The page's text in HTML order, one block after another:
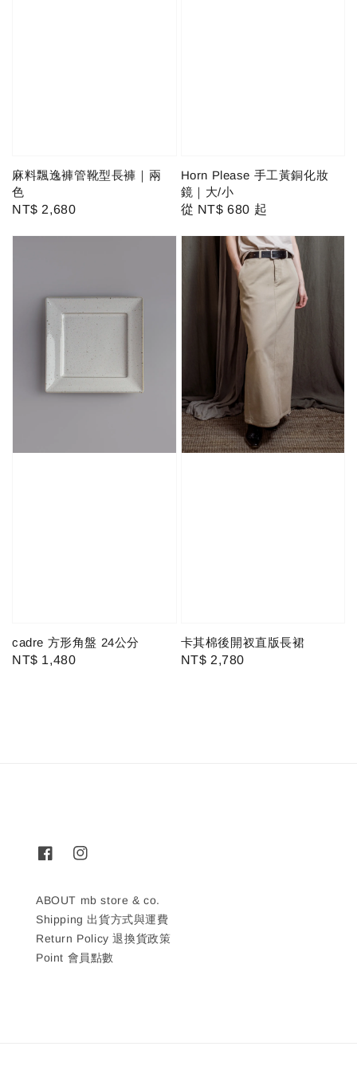
麻料飄逸褲管靴型長褲｜兩
色
Regular
NT$ 2,680
Horn Please 手工黃銅化妝
鏡｜大/小
Regular
從 NT$ 680 起
cadre 方形角盤 24公分
Regular
NT$ 1,480
卡其棉後開衩直版長裙
Regular
NT$ 2,780
ABOUT mb store & co.
Shipping 出貨方式與運費
Return Policy 退換貨政策
Point 會員點數